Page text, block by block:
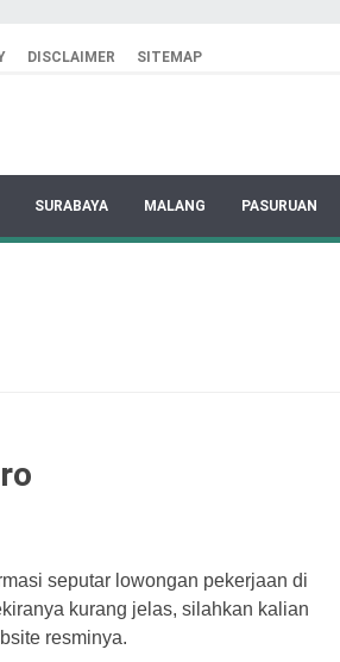
DISCLAIMER SITEMAP
SURABAYA MALANG PASURUAN
seputar lowongan pekerjaan di
kurang jelas, silahkan kalian
resminya.